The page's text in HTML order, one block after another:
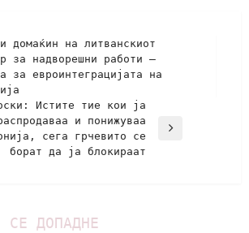
домаќин на литванскиот
за надворешни работи –
за евроинтеграцијата на
Истите тие кои ја
и понижуваа
сега грчевито се
борат да ја блокираат
СЕ ДОПАДНЕ